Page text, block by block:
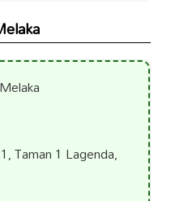
Taman 1 Lagenda,